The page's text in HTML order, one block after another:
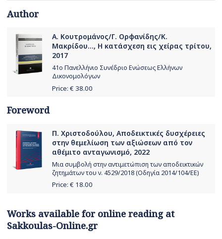
Author
Α. Κουτρομάνος/Γ. Ορφανίδης/Κ.
Μακρίδου..., Η κατάσχεση εις χείρας τρίτου,
2017
41ο Πανελλήνιο Συνέδριο Ενώσεως Ελλήνων
Δικονομολόγων
Price: € 38.00
Foreword
Π. Χριστοδούλου, Αποδεικτικές δυσχέρειες
στην θεμελίωση των αξιώσεων από τον
αθέμιτο ανταγωνισμό, 2022
Μια συμβολή στην αντιμετώπιση των αποδεικτικών
ζητημάτων του ν. 4529/2018 (Οδηγία 2014/104/ΕΕ)
Price: € 18.00
Works available for online reading at
Sakkoulas-Online.gr